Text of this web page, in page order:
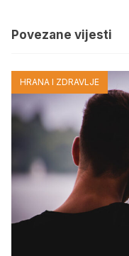
Povezane vijesti
HRANA I ZDRAVLJE